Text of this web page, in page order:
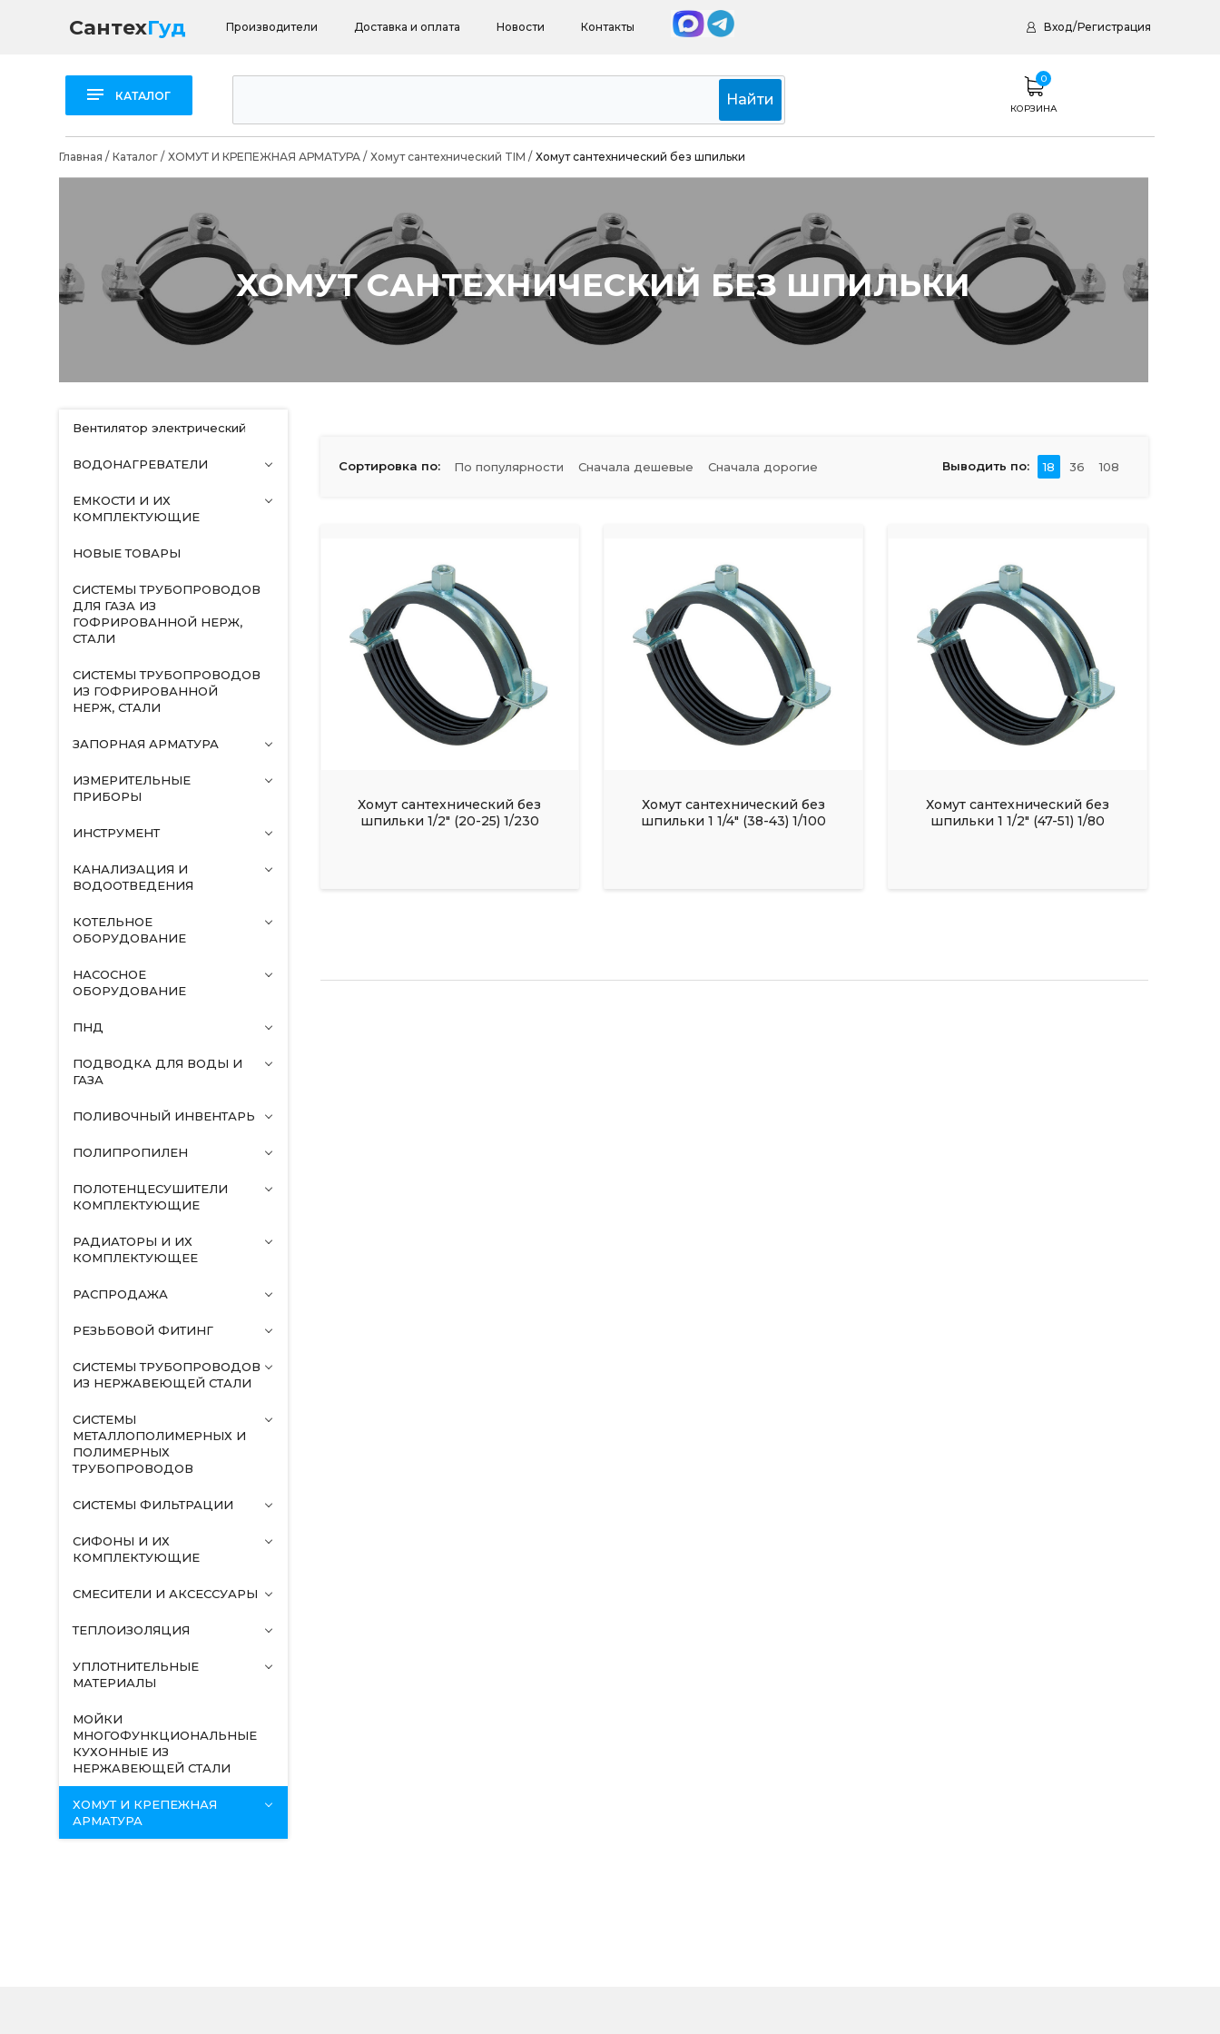
СантехГуд Производители Доставка и оплата Новости Контакты Вход/Регистрация
КАТАЛОГ Найти
0
КОРЗИНА
Главная / Каталог/ ХОМУТ И КРЕПЕЖНАЯ АРМАТУРА/ Хомут сантехнический TIM / Хомут сантехнический без шпильки
ХОМУТ САНТЕХНИЧЕСКИЙ БЕЗ ШПИЛЬКИ
Вентилятор электрический
ВОДОНАГРЕВАТЕЛИ
ЕМКОСТИ И ИХ
КОМПЛЕКТУЮЩИЕ
НОВЫЕ ТОВАРЫ
СИСТЕМЫ ТРУБОПРОВОДОВ
ДЛЯ ГАЗА ИЗ
ГОФРИРОВАННОЙ НЕРЖ,
СТАЛИ
СИСТЕМЫ ТРУБОПРОВОДОВ
ИЗ ГОФРИРОВАННОЙ
НЕРЖ, СТАЛИ
ЗАПОРНАЯ АРМАТУРА
ИЗМЕРИТЕЛЬНЫЕ
ПРИБОРЫ
ИНСТРУМЕНТ
КАНАЛИЗАЦИЯ И
ВОДООТВЕДЕНИЯ
КОТЕЛЬНОЕ
ОБОРУДОВАНИЕ
НАСОСНОЕ
ОБОРУДОВАНИЕ
ПНД
ПОДВОДКА ДЛЯ ВОДЫ И
ГАЗА
ПОЛИВОЧНЫЙ ИНВЕНТАРЬ
ПОЛИПРОПИЛЕН
ПОЛОТЕНЦЕСУШИТЕЛИ
КОМПЛЕКТУЮЩИЕ
РАДИАТОРЫ И ИХ
КОМПЛЕКТУЮЩЕЕ
РАСПРОДАЖА
РЕЗЬБОВОЙ ФИТИНГ
СИСТЕМЫ ТРУБОПРОВОДОВ
ИЗ НЕРЖАВЕЮЩЕЙ СТАЛИ
СИСТЕМЫ
МЕТАЛЛОПОЛИМЕРНЫХ И
ПОЛИМЕРНЫХ
ТРУБОПРОВОДОВ
СИСТЕМЫ ФИЛЬТРАЦИИ
СИФОНЫ И ИХ
КОМПЛЕКТУЮЩИЕ
СМЕСИТЕЛИ И АКСЕССУАРЫ
ТЕПЛОИЗОЛЯЦИЯ
УПЛОТНИТЕЛЬНЫЕ
МАТЕРИАЛЫ
МОЙКИ
МНОГОФУНКЦИОНАЛЬНЫЕ
КУХОННЫЕ ИЗ
НЕРЖАВЕЮЩЕЙ СТАЛИ
ХОМУТ И КРЕПЕЖНАЯ
АРМАТУРА
Сортировка по: По популярности Сначала дешевые Сначала дорогие Выводить по: 18 36 108
Хомут сантехнический без
шпильки 1/2" (20-25) 1/230
Хомут сантехнический без
шпильки 1 1/4" (38-43) 1/100
Хомут сантехнический без
шпильки 1 1/2" (47-51) 1/80